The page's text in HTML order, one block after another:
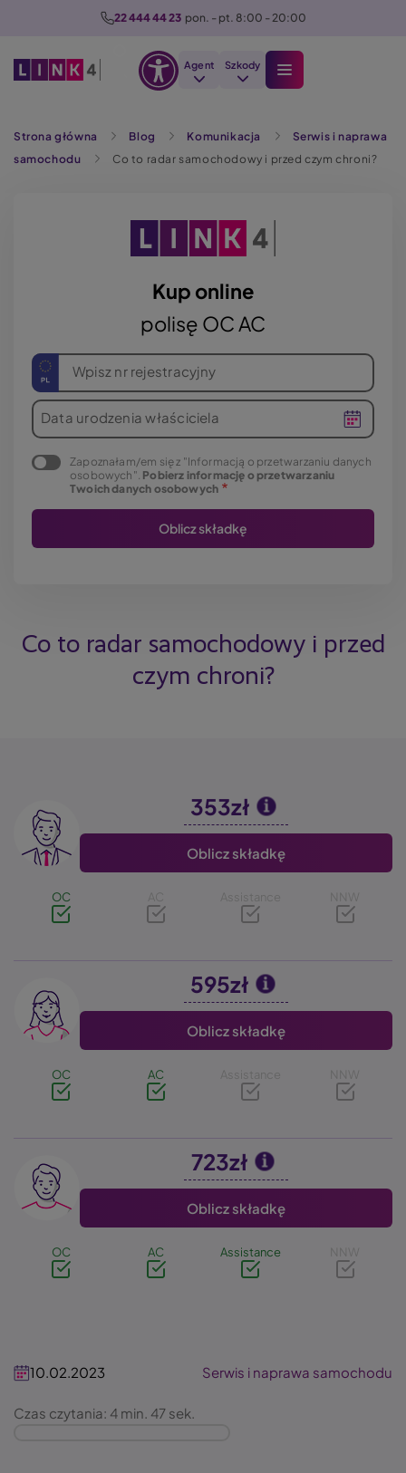
22 444 44 23 pon. - pt. 8:00 - 20:00
Agent Szkody
Strona główna Blog Komunikacja
Serwis i naprawa
samochodu
Co to radar samochodowy i przed czym chroni?
Kup online
polisę OC AC
Wpisz nr rejestracyjny
Data urodzenia właściciela
Zapoznałam/em się z "Informacją o przetwarzaniu danych
osobowych". Pobierz informację o przetwarzaniu
Twoich danych osobowych
Co to radar samochodowy i przed
czym chroni?
Image 353zł
Oblicz składkę
OC AC Assistance NNW
Image 595zł
Oblicz składkę
OC AC Assistance NNW
Image 723zł
Oblicz składkę
OC AC Assistance NNW
10.02.2023 Serwis i naprawa samochodu
Czas czytania: 4 min. 47 sek.